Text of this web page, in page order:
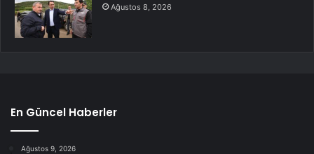
Ağustos 8, 2026
En Güncel Haberler
Ağustos 9, 2026